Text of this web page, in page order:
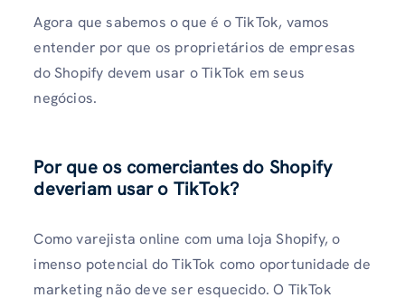
Agora que sabemos o que é o TikTok, vamos
entender por que os proprietários de empresas
do Shopify devem usar o TikTok em seus
negócios.
Por que os comerciantes do Shopify
deveriam usar o TikTok?
Como varejista online com uma loja Shopify, o
imenso potencial do TikTok como oportunidade de
marketing não deve ser esquecido. O TikTok